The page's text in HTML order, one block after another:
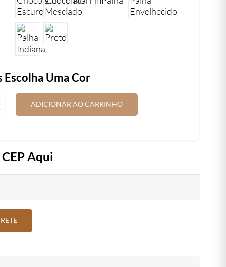
Uma Cor
ADICIONAR AO CARRINHO
Aqui